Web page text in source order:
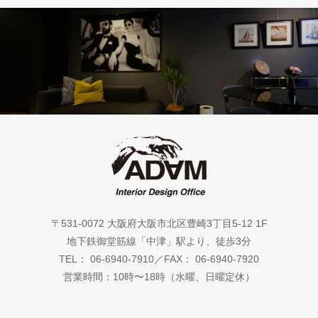
〒531-0072 大阪府大阪市北区豊崎3丁目5-12 1F
地下鉄御堂筋線「中津」駅より、徒歩3分
TEL： 06-6940-7910／FAX： 06-6940-7920
営業時間：10時〜18時（水曜、日曜定休）